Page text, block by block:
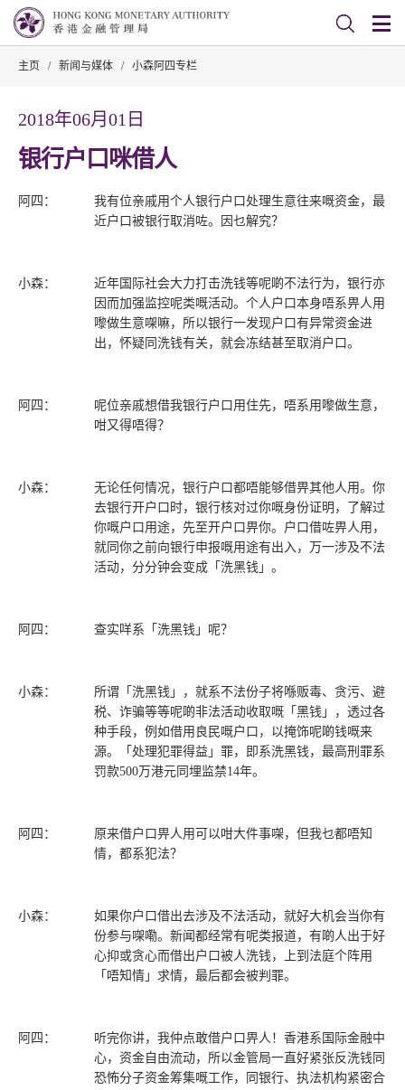
主页 / 新闻与媒体 / 小森阿四专栏
2018年06月01日
银行户口咪借人
阿四：
我有位亲戚用个人银行户口处理生意往来嘅资金，最
近户口被银行取消咗。因乜解究？
小森：
近年国际社会大力打击洗钱等呢啲不法行为，银行亦
因而加强监控呢类嘅活动。个人户口本身唔系畀人用
嚟做生意㗎嘛，所以银行一发现户口有异常资金进
出，怀疑同洗钱有关，就会冻结甚至取消户口。
阿四：
呢位亲戚想借我银行户口用住先，唔系用嚟做生意，
咁又得唔得？
小森：
无论任何情况，银行户口都唔能够借畀其他人用。你
去银行开户口时，银行核对过你嘅身份证明，了解过
你嘅户口用途，先至开户口畀你。户口借咗畀人用，
就同你之前向银行申报嘅用途有出入，万一涉及不法
活动，分分钟会变成「洗黑钱」。
阿四： 查实咩系「洗黑钱」呢？
小森：
所谓「洗黑钱」，就系不法份子将喺贩毒、贪污、避
税、诈骗等等呢啲非法活动收取嘅「黑钱」，透过各
种手段，例如借用良民嘅户口，以掩饰呢啲钱嘅来
源。「处理犯罪得益」罪，即系洗黑钱，最高刑罪系
罚款500万港元同埋监禁14年。
阿四：
原来借户口畀人用可以咁大件事㗎，但我乜都唔知
情，都系犯法？
小森：
如果你户口借出去涉及不法活动，就好大机会当你有
份参与㗎嘞。新闻都经常有呢类报道，有啲人出于好
心抑或贪心而借出户口被人洗钱，上到法庭个阵用
「唔知情」求情，最后都会被判罪。
阿四：
听完你讲，我仲点敢借户口畀人！香港系国际金融中
心，资金自由流动，所以金管局一直好紧张反洗钱同
恐怖分子资金筹集嘅工作，同银行、执法机构紧密合